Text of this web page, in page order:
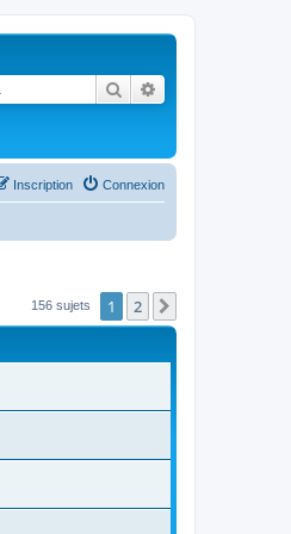
Rechercher
Connexion
Inscription
156 sujets 1 2